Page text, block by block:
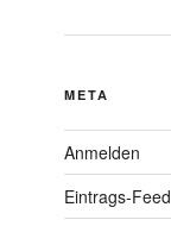
META
Anmelden
Eintrags-Feed